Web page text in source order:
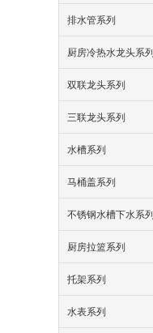
排水管系列
厨房冷热水龙头系列
双联龙头系列
三联龙头系列
水槽系列
马桶盖系列
不锈钢水槽下水系列
厨房拉篮系列
托架系列
水表系列